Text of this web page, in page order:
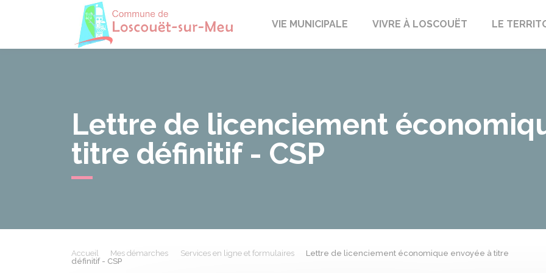
Loscouët-sur-Meu
VIE MUNICIPALE VIVRE À LOSCOUËT LE
Lettre de licenciement
titre définitif - CSP
Accueil Mes démarches Services en ligne et formulaires
Lettre de licenciement économique envoyée à titre
définitif - CSP